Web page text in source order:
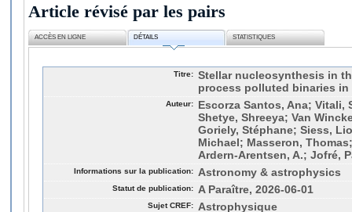
Article révisé par les pairs
ACCÈS EN LIGNE DÉTAILS STATISTIQUES
Titre: Stellar nucleosynthesis in
process polluted binaries in
Auteur:
Escorza Santos, Ana; Vitali,
Shetye, Shreeya; Van
Goriely, Stéphane; Siess,
Michael; Masseron,
Ardern-Arentsen, A.; Jofré,
Informations sur la publication: Astronomy & astrophysics
Statut de publication: A Paraître, 2026-06-01
Sujet CREF: Astrophysique